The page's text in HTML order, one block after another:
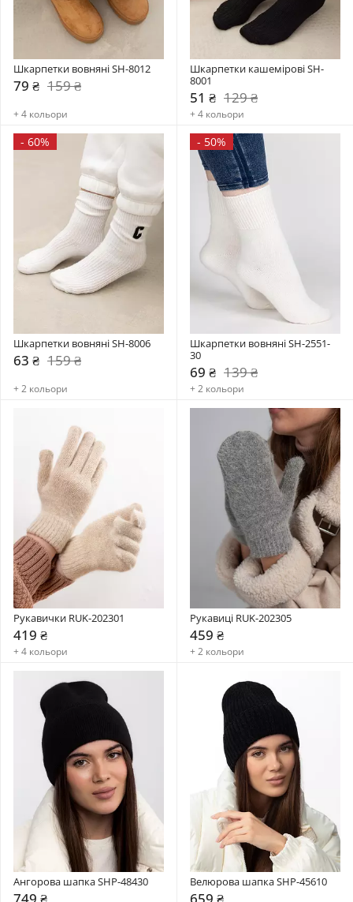
Шкарпетки вовняні SH-8012
79 ₴ 159 ₴
+ 4 кольори
Шкарпетки кашемірові SH-
8001
51 ₴ 129 ₴
+ 4 кольори
- 60%
Шкарпетки вовняні SH-8006
63 ₴ 159 ₴
+ 2 кольори
- 50%
Шкарпетки вовняні SH-2551-
30
69 ₴ 139 ₴
+ 2 кольори
Рукавички RUK-202301
419 ₴
+ 4 кольори
Рукавиці RUK-202305
459 ₴
+ 2 кольори
Ангорова шапка SHP-48430
749 ₴
Велюрова шапка SHP-45610
659 ₴